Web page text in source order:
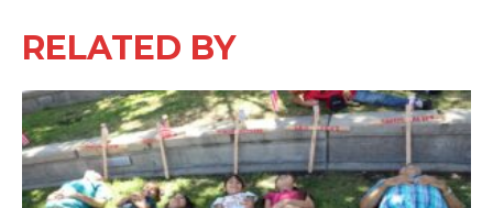
RELATED BY